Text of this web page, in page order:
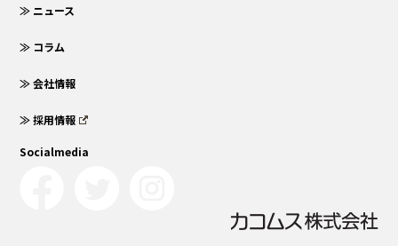
≫ ニュース
≫ コラム
≫ 会社情報
≫ 採用情報
Socialmedia